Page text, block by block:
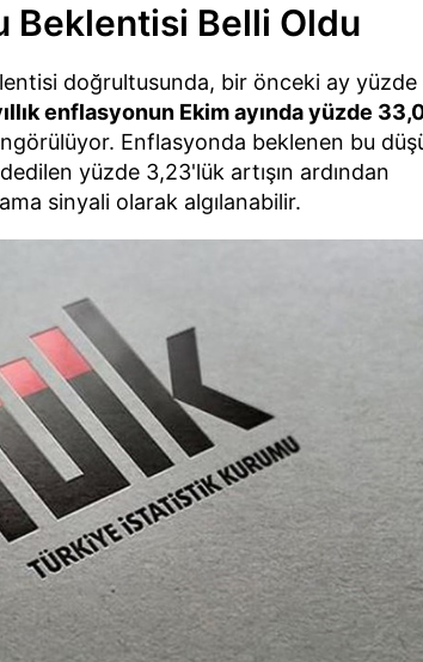
Beklentisi Belli Oldu
doğrultusunda, bir önceki ay yüzde
enflasyonun Ekim ayında yüzde
Enflasyonda beklenen bu
yüzde 3,23'lük artışın ardından
sinyali olarak algılanabilir.